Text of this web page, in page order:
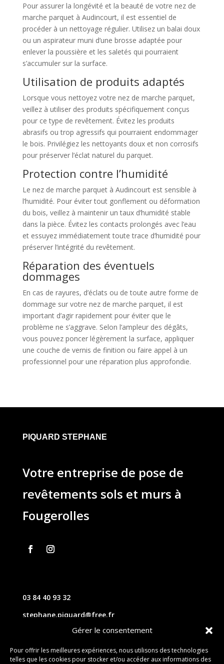
Gérer le consentement
Pour offrir les meilleures expériences, nous utilisons des technologies
telles que les cookies pour stocker et/ou accéder aux informations des
Pour assurer la longévité et la beauté de votre nez de
marche parquet à Audincourt, il est essentiel de
procéder à un nettoyage régulier. Utilisez un balai doux
ou un aspirateur muni d’une brosse adaptée pour
enlever la poussière et les saletés qui pourraient
s’accumuler sur la surface.
Utilisation de produits adaptés
Lorsque vous nettoyez votre nez de marche parquet,
veillez à utiliser des produits spécifiquement conçus
pour ce type de revêtement. Évitez les produits
abrasifs ou trop agressifs qui pourraient endommager
le bois. Privilégiez les nettoyants doux et non corrosifs
pour préserver l’éclat naturel du parquet.
Protection contre l’humidité
Le nez de marche parquet à Audincourt est sensible à
l’humidité. Pour éviter tout gonflement ou déformation
du bois, veillez à maintenir un taux d’humidité stable
dans la pièce. Évitez les contacts prolongés avec l’eau
et essuyez immédiatement toute trace d’humidité pour
préserver l’intégrité du revêtement.
Réparation des éventuels
dommages
En cas de rayures, d’éclats ou de toute autre forme de
dommage sur votre nez de marche parquet, il est
important d’agir rapidement pour éviter que le
problème ne s’aggrave. Selon l’ampleur des dégâts,
vous pouvez poncer légèrement la surface, appliquer
une couche de vernis de finition ou faire appel à un
professionnel pour une réparation plus approfondie.
PIQUARD STEPHANE
Votre entreprise de pose de
revêtements sols et murs à
Fougerolles
03 84 40 93 32
stephane.piquard@free.fr
61 les chavannes – 70220 FOUGEROLLES